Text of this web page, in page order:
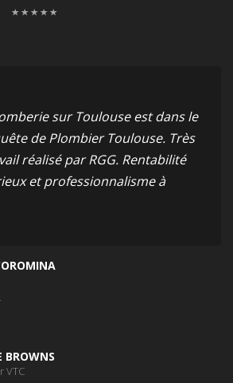
sur Toulouse est dans le
de Plombier Toulouse. Très
réalisé par RGG. Rentabilité
et professionnalisme à
BROWNS
VTC